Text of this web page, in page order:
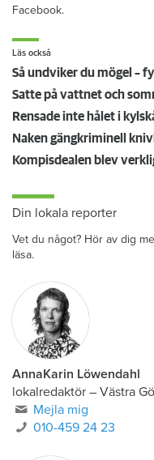
Facebook.
Läs också
Din lokala reporter
Vet du något? Hör av dig
läsa.
AnnaKarin Löwendahl
lokalredaktör – Västra
Mejla mig
010-459 24 23